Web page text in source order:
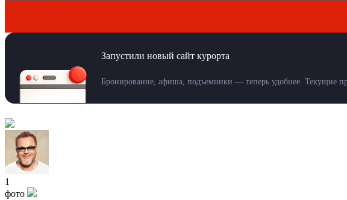
Запустили новый сайт курорта
Бронирование, афиша, подъемники — теперь удобнее. Текущие
1
фото